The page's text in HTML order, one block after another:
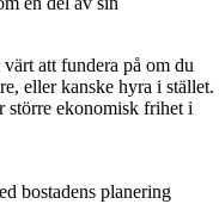
att fundera på om du
eller kanske hyra i stället.
större ekonomisk frihet i
bostadens planering